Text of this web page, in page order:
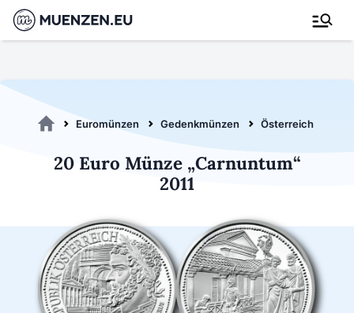
Euromünzen Gedenkmünzen Österreich 2011
20 Euro Münze „Carnuntum“
2011